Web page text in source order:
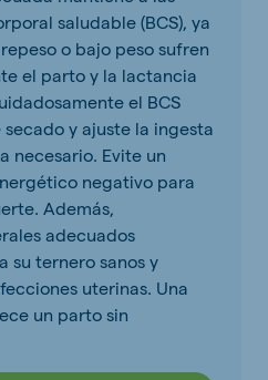
saludable (BCS), ya
o bajo peso sufren
el parto y la lactancia
el BCS
y ajuste la ingesta
necesario. Evite un
negativo para
Además,
adecuados
su ternero sanos y
uterinas. Una
un parto sin